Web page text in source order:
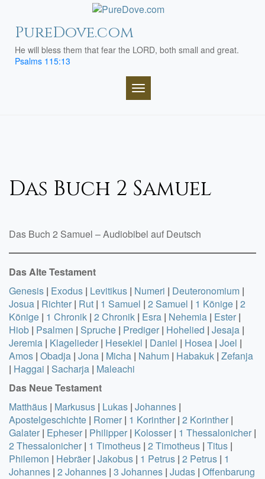
contentPureDove.com
He will bless them that fear the LORD, both small and great.
Psalms 115:13
TOGGLE NAVIGATION
Das Buch 2 Samuel
Das Buch 2 Samuel – Audiobibel auf Deutsch
Das Alte Testament
Genesis | Exodus | Levitikus | Numeri | Deuteronomium |
Josua | Richter | Rut | 1 Samuel | 2 Samuel | 1 Könige | 2
Könige | 1 Chronik | 2 Chronik | Esra | Nehemia | Ester |
Hiob | Psalmen | Spruche | Prediger | Hohelied | Jesaja |
Jeremia | Klagelieder | Hesekiel | Daniel | Hosea | Joel |
Amos | Obadja | Jona | Micha | Nahum | Habakuk | Zefanja
| Haggai | Sacharja | Maleachi
Das NeueTestament
Matthäus | Markusus | Lukas | Johannes |
Apostelgeschichte | Romer | 1 Korinther | 2 Korinther |
Galater | Epheser | Philipper | Kolosser | 1 Thessalonicher |
2 Thessalonicher | 1 Timotheus | 2 Timotheus | Titus |
Philemon | Hebräer | Jakobus | 1 Petrus | 2 Petrus | 1
Johannes | 2 Johannes | 3 Johannes | Judas | Offenbarung